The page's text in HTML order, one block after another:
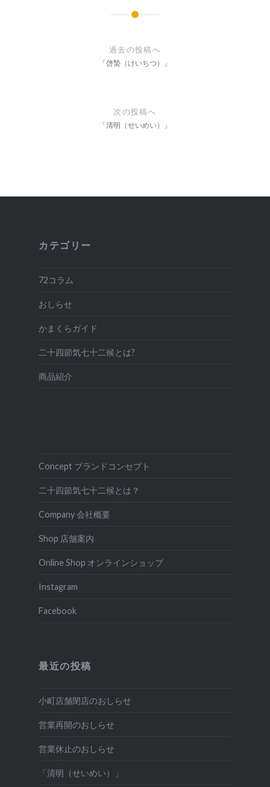
ン
過去の投稿へ
「啓蟄（けいちつ）」
次の投稿へ
「清明（せいめい）」
カテゴリー
72コラム
おしらせ
かまくらガイド
二十四節気七十二候とは?
商品紹介
Concept ブランドコンセプト
二十四節気七十二候とは？
Company 会社概要
Shop 店舗案内
Online Shop オンラインショップ
Instagram
Facebook
最近の投稿
小町店舗閉店のおしらせ
営業再開のおしらせ
営業休止のおしらせ
「清明（せいめい）」